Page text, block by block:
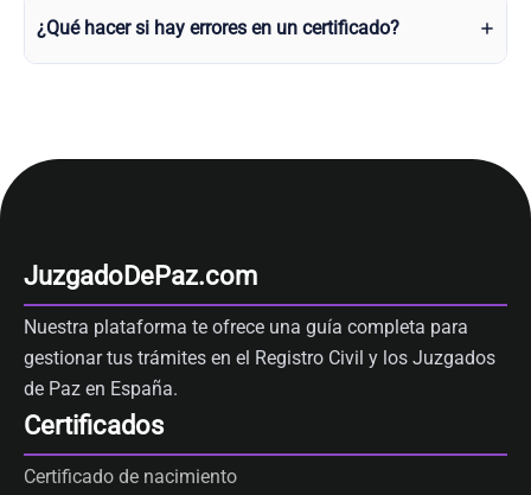
¿Qué hacer si hay errores en un certificado?
JuzgadoDePaz.com
Nuestra plataforma te ofrece una guía completa para
gestionar tus trámites en el Registro Civil y los Juzgados
de Paz en España.
Certificados
Certificado de nacimiento